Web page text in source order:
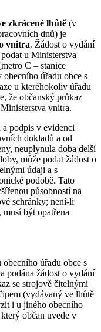
zkrácené lhůtě (v
dnů) je
vnitra. Žádost o vydání
u Ministerstva
C – stanice
obecního úřadu obce s
u kteréhokoliv úřadu
že občanský průkaz
vnitra.
podpis v evidenci
dokladů a od
neuplynula doba delší
může podat žádost o
údaji a s
podobě. Tato
působností na
schránky; není-li
být opatřena
úřadu obce s
podána žádost o vydání
se strojově čitelnými
(vydávaný ve lhůtě
i u jiného obecního
občan uvede v